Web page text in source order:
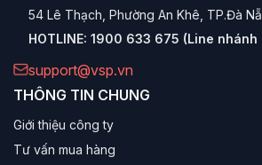
54 Lê Thạch, Phường An Khê, TP.Đà
HOTLINE: 1900 633 675 (Line nhánh
support@vsp.vn
THÔNG TIN CHUNG
Giới thiệu công ty
Tư vấn mua hàng